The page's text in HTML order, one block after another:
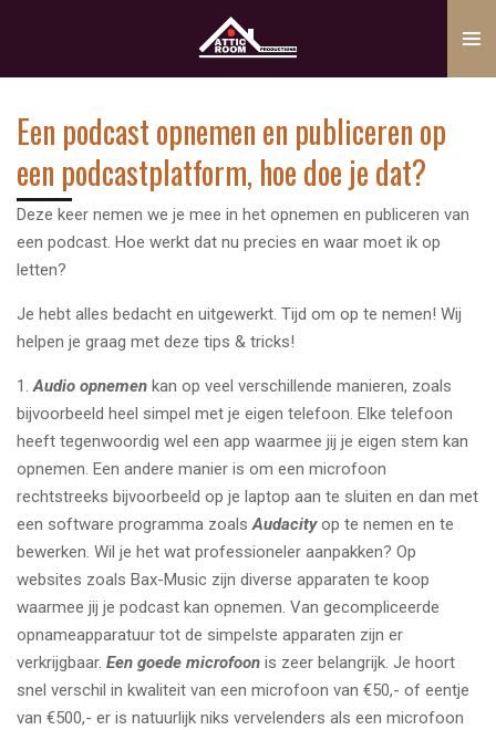
naar
hoofdinhoud
Een podcast opnemen en publiceren op
een podcastplatform, hoe doe je dat?
Deze keer nemen we je mee in het opnemen en publiceren van
een podcast. Hoe werkt dat nu precies en waar moet ik op
letten?
Je hebt alles bedacht en uitgewerkt. Tijd om op te nemen! Wij
helpen je graag met deze tips & tricks!
1.Audio opnemen kan op veel verschillende manieren, zoals
bijvoorbeeld heel simpel met je eigen telefoon. Elke telefoon
heeft tegenwoordig wel een app waarmee jij je eigen stem kan
opnemen. Een andere manier is om een microfoon
rechtstreeks bijvoorbeeld op je laptop aan te sluiten en dan met
een software programma zoalsAudacity op te nemen en te
bewerken. Wil je het wat professioneler aanpakken? Op
websites zoals Bax-Music zijn diverse apparaten te koop
waarmee jij je podcast kan opnemen. Van gecompliceerde
opnameapparatuur tot de simpelste apparaten zijn er
verkrijgbaar. Een goede microfoon is zeer belangrijk. Je hoort
snel verschil in kwaliteit van een microfoon van €50,- of eentje
van €500,- er is natuurlijk niks vervelenders als een microfoon